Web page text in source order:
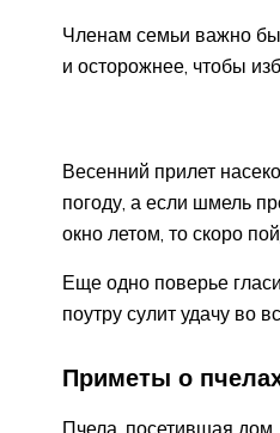
Членам семьи важно
и осторожнее, чтобы
Весенний прилет
погоду, а если шмель
окно летом, то скоро
Еще одно поверье
поутру сулит удачу во
Приметы о
Пчела, посетившая дом,